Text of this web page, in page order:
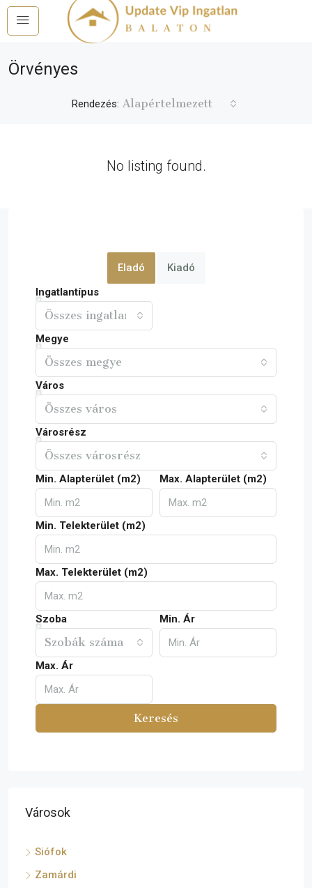
Örvényes
Rendezés: Alapértelmezett
No listing found.
Eladó
Kiadó
Ingatlantípus
Összes ingatlan
Megye
Összes megye
Város
Összes város
Városrész
Összes városrész
Min. Alapterület (m2) Max. Alapterület (m2)
Min. Telekterület (m2)
Max. Telekterület (m2)
Szoba
Szobák száma
Min. Ár
Max. Ár
Keresés
Városok
Siófok
Zamárdi